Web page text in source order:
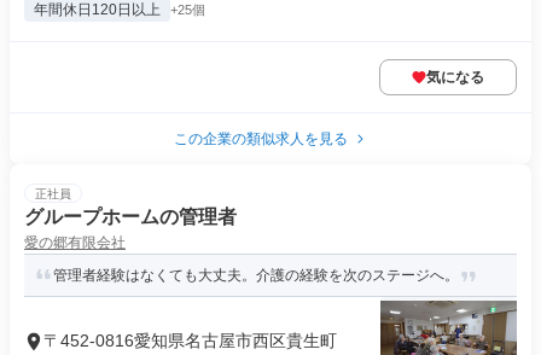
年間休日120日以上 +25個
気になる
この企業の類似求人を見る
正社員
グループホームの管理者
愛の郷有限会社
管理者経験はなくても大丈夫。介護の経験を次のステージへ。
〒452-0816愛知県名古屋市西区貴生町